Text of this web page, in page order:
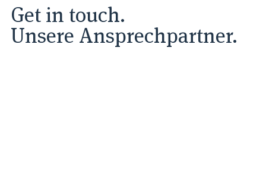
Get in touch.
Unsere Ansprechpartner.